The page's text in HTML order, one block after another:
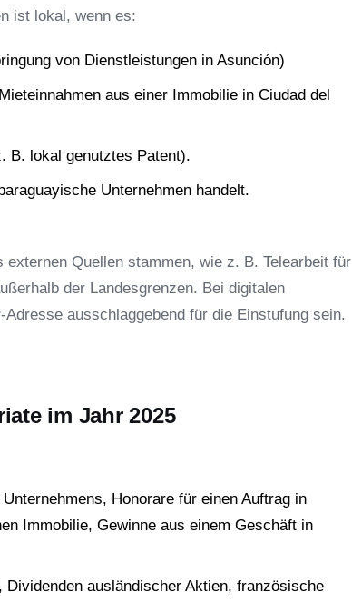
ist lokal, wenn es:
von Dienstleistungen in Asunción)
aus einer Immobilie in Ciudad del
B. lokal genutztes Patent).
Unternehmen handelt.
Quellen stammen, wie z. B. Telearbeit für
der Landesgrenzen. Bei digitalen
ausschlaggebend für die Einstufung sein.
im Jahr 2025
Honorare für einen Auftrag in
Immobilie, Gewinne aus einem Geschäft in
ausländischer Aktien, französische